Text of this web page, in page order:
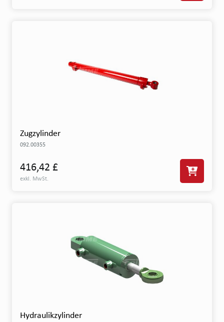
Zugzylinder
092.00355
416,42 £
exkl. MwSt.
Hydraulikzylinder